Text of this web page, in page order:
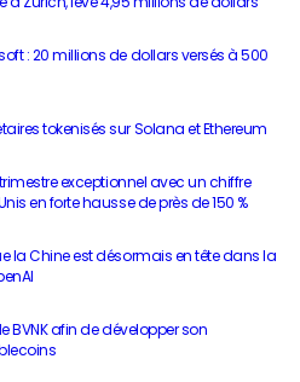
: 20 millions de dollars versés à 500
tokenisés sur Solana et Ethereum
exceptionnel avec un chiffre
en forte hausse de près de 150 %
la Chine est désormais en tête dans la
BVNK afin de développer son